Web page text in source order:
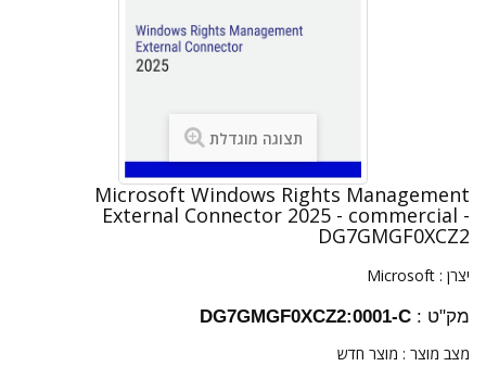
תצוגה מוגדלת
Microsoft Windows Rights Management
External Connector 2025 - commercial -
DG7GMGF0XCZ2
יצרן : Microsoft
מק"ט : DG7GMGF0XCZ2:0001-C
מצב מוצר : מוצר חדש